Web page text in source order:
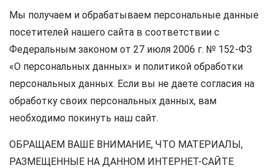
Мы получаем и обрабатываем персональные данные
посетителей нашего сайта в соответствии с
Федеральным законом от 27 июля 2006 г. № 152-ФЗ
«О персональных данных» и политикой обработки
персональных данных. Если вы не даете согласия на
обработку своих персональных данных, вам
необходимо покинуть наш сайт.
ОБРАЩАЕМ ВАШЕ ВНИМАНИЕ, ЧТО МАТЕРИАЛЫ,
РАЗМЕЩЕННЫЕ НА ДАННОМ ИНТЕРНЕТ-САЙТЕ